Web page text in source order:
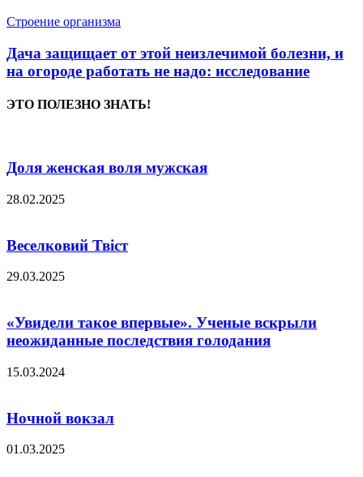
Строение организма
Дача защищает от этой неизлечимой болезни, и
на огороде работать не надо: исследование
ЭТО ПОЛЕЗНО ЗНАТЬ!
Доля женская воля мужская
28.02.2025
Веселковий Твіст
29.03.2025
«Увидели такое впервые». Ученые вскрыли
неожиданные последствия голодания
15.03.2024
Ночной вокзал
01.03.2025